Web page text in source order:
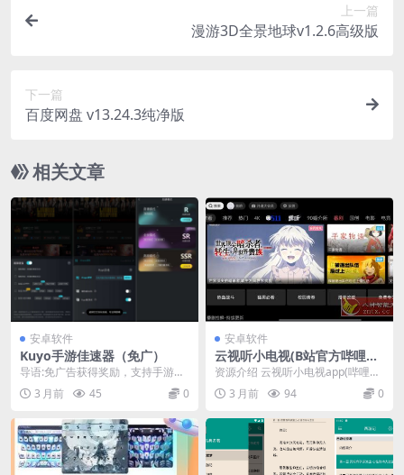
上一篇
漫游3D全景地球v1.2.6高级版
下一篇
百度网盘 v13.24.3纯净版
相关文章
安卓软件
Kuyo手游佳速器（免广）
导语:免广告获得奖励，支持手游汉
化、画质提升、外服手游佳速等功
能 【软件名称】K...
3 月前 45 0
安卓软件
云视听小电视(B站官方哔哩哔
哩TV版)v1.8.5
资源介绍 云视听小电视app(哔哩哔
哩TV版B站TV版B站电视版)是由南
方新媒体...
3 月前 94 0